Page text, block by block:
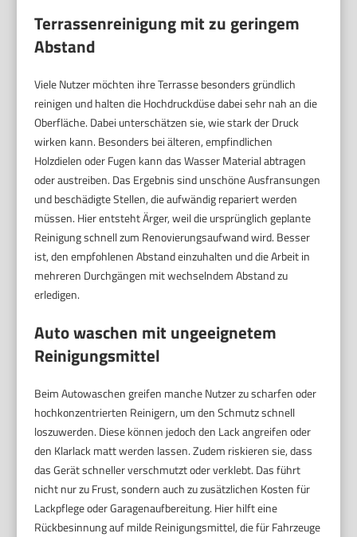
Terrassenreinigung mit zu geringem
Abstand
Viele Nutzer möchten ihre Terrasse besonders gründlich
reinigen und halten die Hochdruckdüse dabei sehr nah an die
Oberfläche. Dabei unterschätzen sie, wie stark der Druck
wirken kann. Besonders bei älteren, empfindlichen
Holzdielen oder Fugen kann das Wasser Material abtragen
oder austreiben. Das Ergebnis sind unschöne Ausfransungen
und beschädigte Stellen, die aufwändig repariert werden
müssen. Hier entsteht Ärger, weil die ursprünglich geplante
Reinigung schnell zum Renovierungsaufwand wird. Besser
ist, den empfohlenen Abstand einzuhalten und die Arbeit in
mehreren Durchgängen mit wechselndem Abstand zu
erledigen.
Auto waschen mit ungeeignetem
Reinigungsmittel
Beim Autowaschen greifen manche Nutzer zu scharfen oder
hochkonzentrierten Reinigern, um den Schmutz schnell
loszuwerden. Diese können jedoch den Lack angreifen oder
den Klarlack matt werden lassen. Zudem riskieren sie, dass
das Gerät schneller verschmutzt oder verklebt. Das führt
nicht nur zu Frust, sondern auch zu zusätzlichen Kosten für
Lackpflege oder Garagenaufbereitung. Hier hilft eine
Rückbesinnung auf milde Reinigungsmittel, die für Fahrzeuge